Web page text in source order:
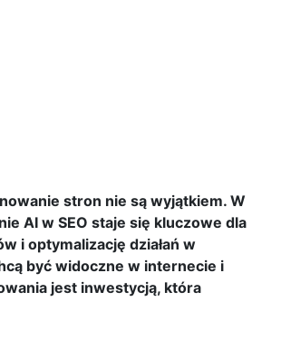
stron nie są wyjątkiem. W
AI w SEO staje się kluczowe dla
i optymalizację działań w
być widoczne w internecie i
jest inwestycją, która